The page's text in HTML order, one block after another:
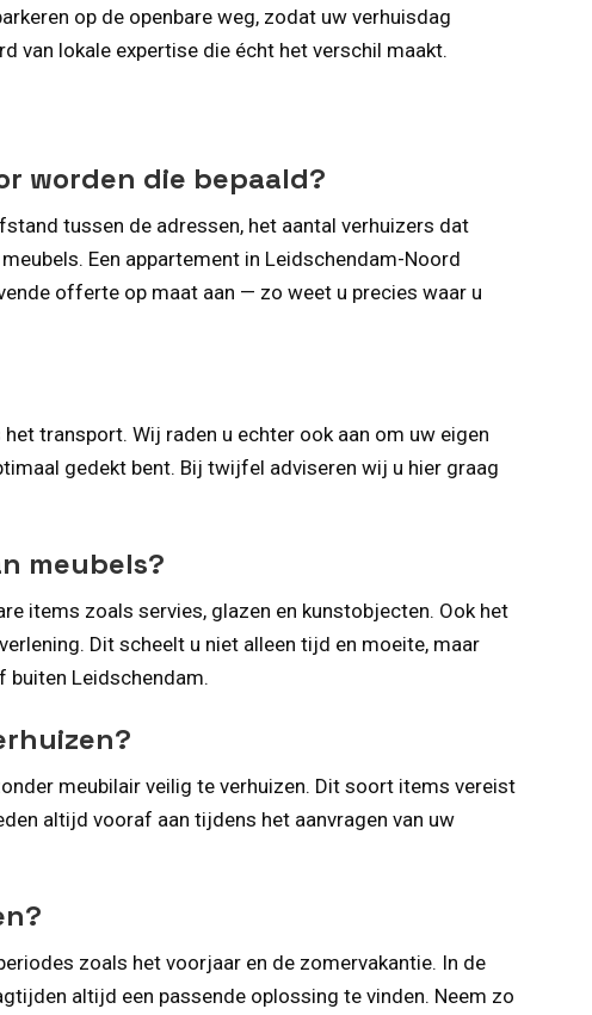
op de openbare weg, zodat uw verhuisdag
van lokale expertise die écht het verschil maakt.
worden die bepaald?
tussen de adressen, het aantal verhuizers dat
Een appartement in Leidschendam-Noord
offerte op maat aan — zo weet u precies waar u
transport. Wij raden u echter ook aan om uw eigen
gedekt bent. Bij twijfel adviseren wij u hier graag
meubels?
items zoals servies, glazen en kunstobjecten. Ook het
Dit scheelt u niet alleen tijd en moeite, maar
buiten Leidschendam.
meubilair veilig te verhuizen. Dit soort items vereist
altijd vooraf aan tijdens het aanvragen van uw
zoals het voorjaar en de zomervakantie. In de
altijd een passende oplossing te vinden. Neem zo